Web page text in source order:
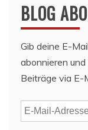
BLOG
Gib deine E-
abonnieren
Beiträge via E-
E-
Mail-